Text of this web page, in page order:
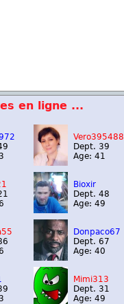
en ligne ...
Vero395488
Dept. 39
Age: 41
Bioxir
Dept. 48
Age: 49
Donpaco67
Dept. 67
Age: 40
Mimi313
Dept. 31
Age: 49